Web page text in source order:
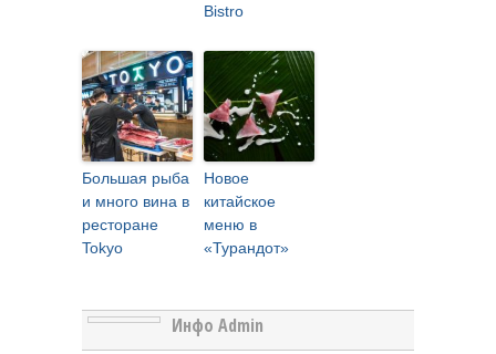
Bistro
Большая рыба
и много вина в
ресторане
Tokyo
Новое
китайское
меню в
«Турандот»
Инфо Admin